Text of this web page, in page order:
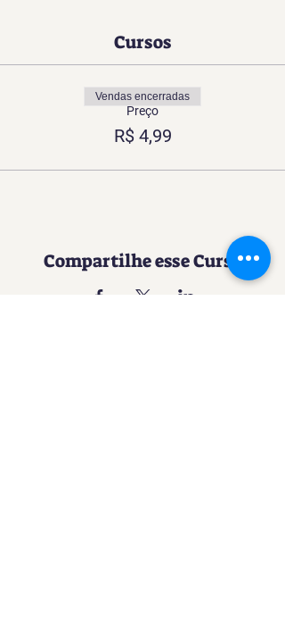
Cursos
Preço
R$ 4,99
Vendas encerradas
Compartilhe esse Curso